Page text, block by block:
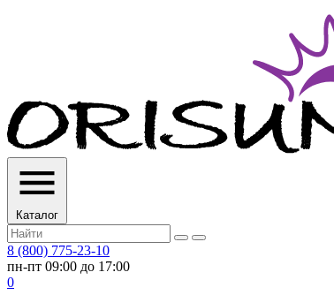
Каталог
8 (800) 775-23-10
пн-пт 09:00 до 17:00
0